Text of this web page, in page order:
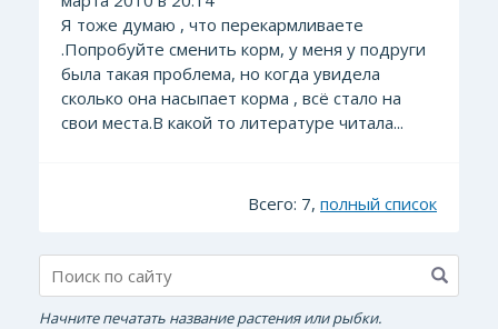
Я тоже думаю , что перекармливаете
.Попробуйте сменить корм, у меня у подруги
была такая проблема, но когда увидела
сколько она насыпает корма , всё стало на
свои места.В какой то литературе читала...
Всего: 7, полный список
Начните печатать название растения или рыбки.